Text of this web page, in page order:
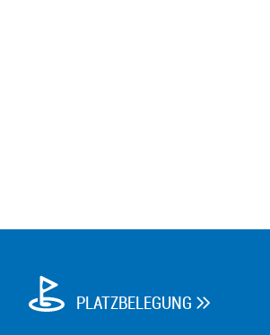
PLATZBELEGUNG 